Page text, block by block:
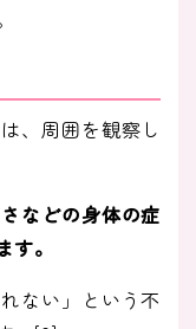
、周囲を観察し
などの身体の症
。
ない」という不